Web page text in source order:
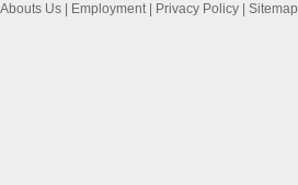
Abouts Us Employment| Privacy Policy Sitemap